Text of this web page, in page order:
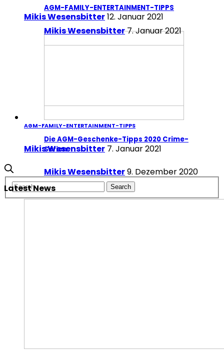
Mikis Wesensbitter12. Januar 2021
AGM-FAMILY-ENTERTAINMENT-TIPPS
Mikis Wesensbitter 7. Januar 2021
AGM-FAMILY-ENTERTAINMENT-TIPPS
Mikis Wesensbitter7. Januar 2021
Die AGM-Geschenke-Tipps 2020 Crime-
Serien
Mikis Wesensbitter9. Dezember 2020
Latest News